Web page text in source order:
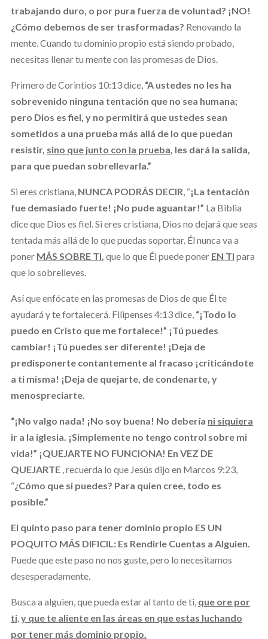
trabajando duro, o por pura fuerza de voluntad? ¡NO!
¿Cómo debemos de ser trasformadas? Renovando la
mente. Cuando tu dominio propio está siendo probado,
necesitas llenar tu mente con las promesas de Dios.
Primero de Corintios 10:13 dice, “A ustedes no les ha
sobrevenido ninguna tentación que no sea humana;
pero Dios es fiel, y no permitirá que ustedes sean
sometidos a una prueba más allá de lo que puedan
resistir, sino que junto con la prueba , les dará la salida,
para que puedan sobrellevarla.”
Si eres cristiana, NUNCA PODRÁS DECIR , “¡La tentación
fue demasiado fuerte! ¡No pude aguantar!” La Biblia
dice que Dios es fiel. Si eres cristiana, Dios no dejará que seas
tentada más allá de lo que puedas soportar. Él nunca va a
poner MÁS SOBRE TI que lo que Él puede poner EN TI para
que lo sobrelleves.
Así que enfócate en las promesas de Dios de que Él te
ayudará y te fortalecerá. Filipenses 4:13 dice, “¡Todo lo
puedo en Cristo que me fortalece!” ¡Tú puedes
cambiar! ¡Tú puedes ser diferente! ¡Deja de
predisponerte contantemente al fracaso ¡criticándote
a ti misma! ¡Deja de quejarte, de condenarte, y
menospreciarte.
“¡No valgo nada! ¡No soy buena! No debería ni siquiera
ir a la iglesia. ¡Simplemente no tengo control sobre mi
vida!” ¡QUEJARTE NO FUNCIONA! En VEZ DE
QUEJARTE, recuerda lo que Jesús dijo en Marcos 9:23,
“¿Cómo que si puedes? Para quien cree, todo es
posible.”
El quinto paso para tener dominio propio ES UN
POQUITO MÁS DIFICIL: Es Rendirle Cuentas a Alguien.
Puede que este paso no nos guste, pero lo necesitamos
desesperadamente.
Busca a alguien, que pueda estar al tanto de ti, que ore por
ti, y que te aliente en las áreas en que estas luchando
por tener más dominio propio.